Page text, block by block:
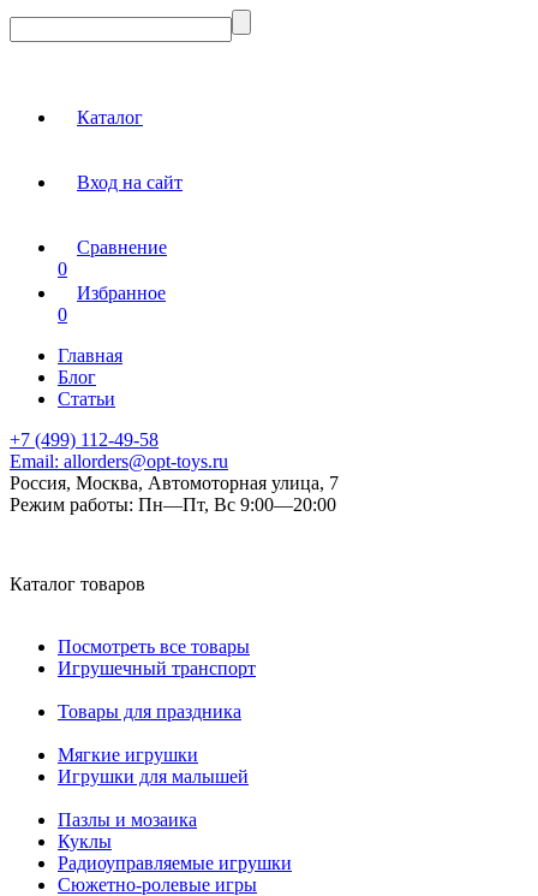
Каталог
Вход на сайт
Сравнение
0
Избранное
0
Главная
Блог
Статьи
+7 (499) 112-49-58
Email: allorders@opt-toys.ru
Россия, Москва, Автомоторная улица, 7
Режим работы: Пн—Пт, Вс 9:00—20:00
Каталог товаров
Посмотреть все товары
Игрушечный транспорт
Товары для праздника
Мягкие игрушки
Игрушки для малышей
Пазлы и мозаика
Куклы
Радиоуправляемые игрушки
Сюжетно-ролевые игры